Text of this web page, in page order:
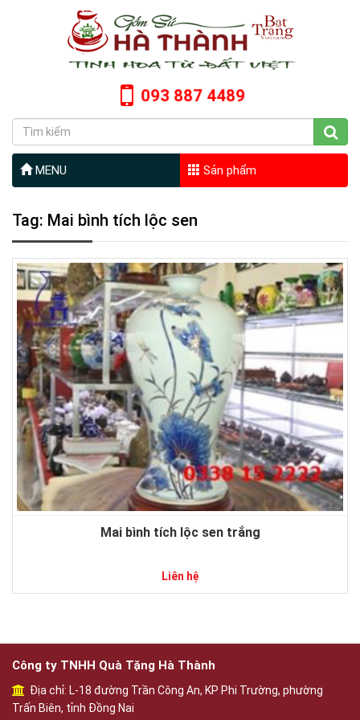
093 887 4489
MENU Sản phẩm
Tag: Mai bình tích lộc sen
Mai bình tích lộc sen trắng
Liên hệ
Công ty TNHH Quà Tặng Hà Thành
Địa chỉ: L-18 đường Trần Công An, KP Phi Trường, phường
Trấn Biên, tỉnh Đồng Nai